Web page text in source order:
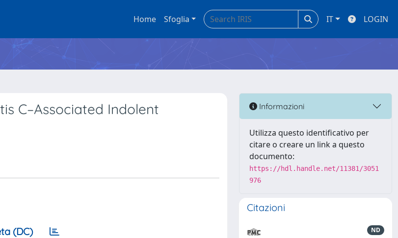
Home Sfoglia IT LOGIN
C–Associated Indolent
(DC)
Informazioni
Utilizza questo identificativo per
citare o creare un link a questo
documento:
https://hdl.handle.net/11381/3051
976
Citazioni
ND